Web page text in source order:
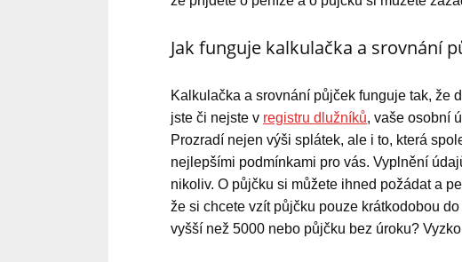
Jak funguje kalkulačka a srovnání
Kalkulačka a srovnání půjček funguje tak, že
jste či nejste v registru dlužníků, vaše osobní
Prozradí nejen výši splátek, ale i to, která
nejlepšími podmínkami pro vás. Vyplnění
nikoliv. O půjčku si můžete ihned požádat a
že si chcete vzít půjčku pouze krátkodobou
vyšší než 5000 nebo půjčku bez úroku?